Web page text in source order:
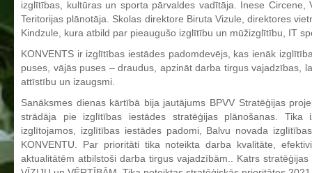
Aktualizētais pašvērtējuma ziņojums 2024
Aktualizētais pašvērtējuma ziņojums 2025
BPVV attīstības un investīciju stratēģijas plāns
Investīciju un attīstības stratēģija
Skolas telpu īres cenrādis
Skolas internāts
Biedrība
BPVV ciklogramma
izglītības, kultūras un sporta pārvaldes vadītāja. Inese
Teritorijas plānotāja. Skolas direktore Biruta Vizule, direktores
Kindzule, kura atbild par pieaugušo izglītību un mūžizglītību, IT
KONVENTS ir izglītības iestādes padomdevējs, kas ienāk
puses, vājās puses – draudus, apzināt darba tirgus vajadzības,
attīstību un izaugsmi.
Sanāksmes dienas kārtībā bija jautājums BPVV Stratēģijas
strādāja pie izglītības iestādes stratēģijas plānošanas.
izglītojamos, izglītības iestādes padomi, Balvu novada
KONVENTU. Par prioritāti tika noteikta darba kvalitāte,
aktualitātēm atbilstoši darba tirgus vajadzībām.. Katrs